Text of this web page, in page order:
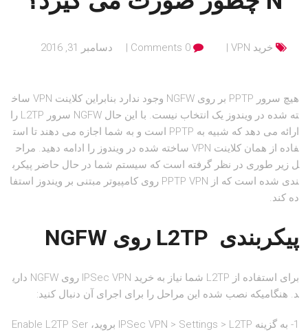
خرید VPN 0 Comments دسامبر 31, 2016
هیچ سرور PPTP بر روی NGFW وجود ندارد بنابراین کلاینت VPN ساخ
ته شده در ویندوز یک انتخاب نیست. با این حال NGFW سرور L2TP را
ارائه می دهد که شبیه به PPTP است و به شما اجازه می دهند تا است
فاده از همان کلاینت VPN ساخته شده در ویندوز را ادامه دهید. مراح
ل زیر طوری در نظر گرفته است که سیستم شما در حال حاضر پیکرب
ندی شده است که از PPTP VPN روی کامپیوتر مبتنی بر ویندوز استفا
ده کند.
پیکربندی L2TP روی NGFW
برای استفاده از L2TP شما نیاز به خرید IPSec VPN روی NGFW داری
د. هنگامیکه نصب شده این مراحل را برای اجرای آن دنبال کنید:
1- به گزینه IPSec VPN > Settings > L2TP بروید، Enable L2TP Ser